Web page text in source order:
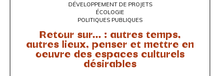
DÉVELOPPEMENT DE PROJETS
ÉCOLOGIE
POLITIQUES PUBLIQUES
Retour sur... : autres temps,
autres lieux, penser et mettre en
oeuvre des espaces culturels
désirables